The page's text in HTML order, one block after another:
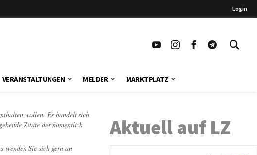
Login
VERANSTALTUNGEN MELDER MARKTPLATZ
wollen. Es handelt sich
Zitate der namentlich
wenden Sie sich gern an
Aktuell auf LZ